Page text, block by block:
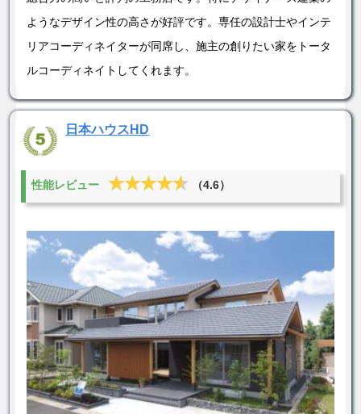
ようなデザイン性の高さが好評です。専任の設計士やインテ
リアコーディネイターが同席し、施主の創りたい家をトータ
ルコーディネイトしてくれます。
日本ハウスHD
性能レビュー ★★★★★
★★★★★ （4.6）